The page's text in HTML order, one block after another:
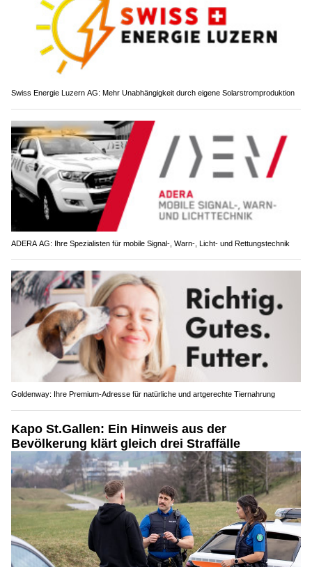
Swiss Energie Luzern AG: Mehr Unabhängigkeit durch eigene Solarstromproduktion
ADERA AG: Ihre Spezialisten für mobile Signal-, Warn-, Licht- und Rettungstechnik
Goldenway: Ihre Premium-Adresse für natürliche und artgerechte Tiernahrung
Kapo St.Gallen: Ein Hinweis aus der